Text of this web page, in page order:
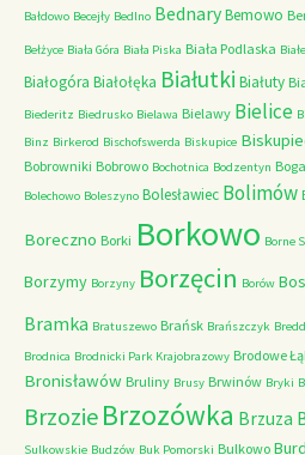
Bałdowo Becejły Bedlno BednaryBemowo
Bełżyce Biała Góra Biała Piska Biała Podlaska
Białogóra Białołęka Białutki Białuty
Biederitz Biedrusko Bielawa Bielawy Bielice
Binz Birkerod Bischofswerda Biskupice
Bobrowniki Bobrowo Bochotnica Bodzentyn
Bolechowo Boleszyno Bolesławiec Bolimów
Boreczno Borki Borkowo Borne
Borzymy Borzyny Borzęcin Borów
Bramka Bratuszewo Brańsk Brańszczyk
Brodnica Brodnicki Park Krajobrazowy Brodowe
Bronisławów Bruliny Brusy Brwinów Bryki
Brzozie Brzozówka Brzuza
Sulkowskie Budzów Buk Pomorski Bulkowo